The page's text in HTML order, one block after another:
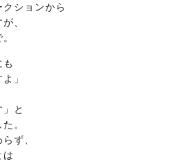
ションから
、
」
と
。
ず、
は